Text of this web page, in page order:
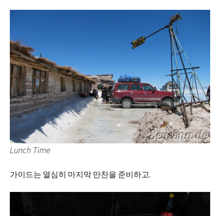
Lunch Time
가이드는 열심히 마지막 만찬을 준비하고.